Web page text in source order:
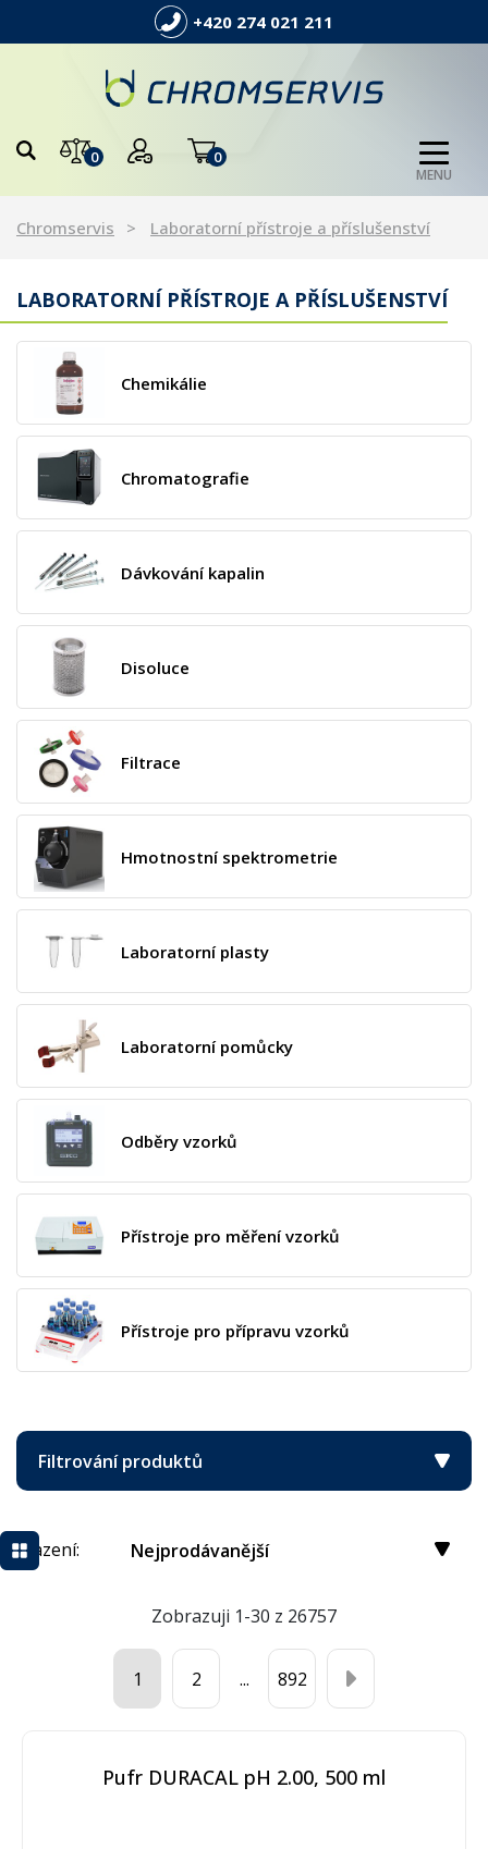
+420 274 021 211
0 0
MENU
Chromservis Laboratorní přístroje a příslušenství
LABORATORNÍ PŘÍSTROJE A PŘÍSLUŠENSTVÍ
Chemikálie
Chromatografie
Dávkování kapalin
Disoluce
Filtrace
Hmotnostní spektrometrie
Laboratorní plasty
Laboratorní pomůcky
Odběry vzorků
Přístroje pro měření vzorků
Přístroje pro přípravu vzorků
Filtrování produktů
Řazení: Nejprodávanější
Zobrazuji 1-30 z 26757
1 2 ... 892
Pufr DURACAL pH 2.00, 500 ml